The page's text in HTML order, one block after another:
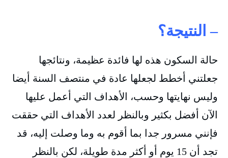
– النتيجة؟
حالة السكون هذه لها فائدة عظيمة، ونتائجها
جعلتني أخطط لجعلها عادة في منتصف السنة أيضا
وليس نهايتها وحسب، الأهداف التي أعمل عليها
الآن أفضل بكثير وبالنظر لعدد الأهداف التي حققت
فإنني مسرور جدا بما أقوم به وما وصلت إليه، قد
تجد أن 15 يوم أو أكثر مدة طويلة، لكن بالنظر